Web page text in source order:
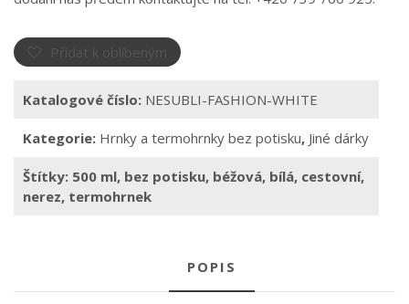
/
víčko
množství
Přidat k oblíbeným
Katalogové číslo: NESUBLI-FASHION-WHITE
Kategorie: Hrnky a termohrnky bez potisku, Jiné dárky
Štítky: 500 ml, bez potisku, béžová, bílá, cestovní,
nerez, termohrnek
POPIS